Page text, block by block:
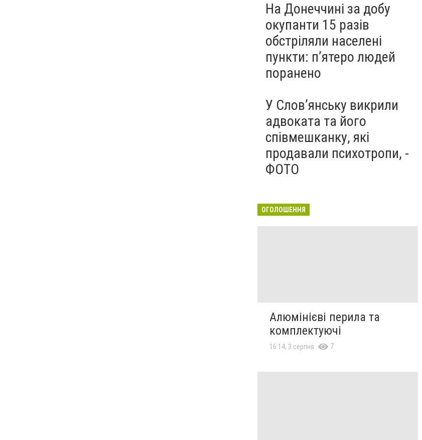
На Донеччині за добу
окупанти 15 разів
обстріляли населені
пункти: пʼятеро людей
поранено
У Слов’янську викрили
адвоката та його
співмешканку, які
продавали психотропи, -
ФОТО
ОГОЛОШЕННЯ
Алюмінієві перила та
комплектуючі
16:14, 3 серпня 7